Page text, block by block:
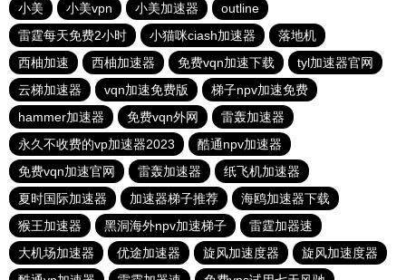
小美
小美vpn 小美加速器
outline
雷霆每天免费2小时
小猫咪ciash加速器
落地机
西柚加速
西柚加速器 免费vqn加速下载
tyl加速器官网
云梯加速器
vqn加速免费版
梯子npv加速免费
hammer加速器
免费vqn外网
雷轰加速器
永久不收费的vp加速器2023
酷通npv加速器
免费vqn加速官网
雷轰加速器
纸飞机加速器
夏时国际加速器
加速器梯子推荐
海鸥加速器下载
猴王加速器
黑洞海外npv加速梯子
雷霆加器速
大机场加速器
优途加速器 旋风加速度器
旋风加速度器